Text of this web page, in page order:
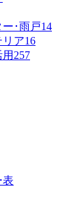
ー･雨戸14
リア16
257